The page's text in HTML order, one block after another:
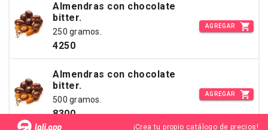
Almendras con chocolate
bitter.
250 gramos.
4250
AGREGAR
Almendras con chocolate
bitter.
500 gramos.
8300
AGREGAR
¡Crea tu propio catálogo de precios!